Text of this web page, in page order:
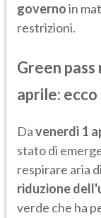
governoin
restrizioni.
Green
aprile:
Davenerdì 1
stato di
respirare aria
riduzione
verde che ha